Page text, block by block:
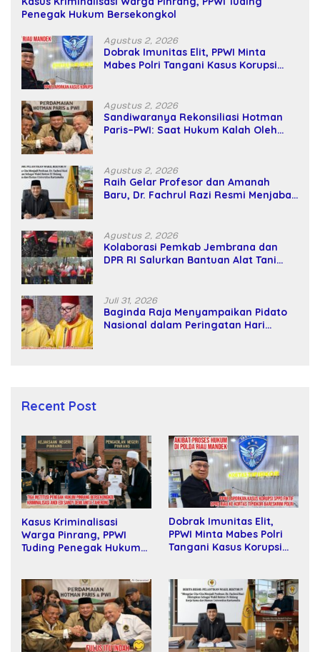
Penegak Hukum Bersekongkol
Agustus 2, 2026
Dobrak Imunitas Elit, PPWI Minta
Mabes Polri Tangani Kasus Korupsi
Agustus 2, 2026
Sandiwaranya Rekonsiliasi Hotman
Paris–PWI: Saat Hukum Kalah Oleh
Agustus 2, 2026
Raih Gelar Profesor dan Amanah
Baru, Dr. Fachrul Razi Resmi Menjabat
Agustus 2, 2026
Kolaborasi Pemkab Jembrana dan
DPR RI Salurkan Bantuan Alat Tani
Juli 31, 2026
Baginda Raja Menyampaikan Pidato
Nasional dalam Peringatan Hari
Recent Post
Kasus Kriminalisasi
Warga Pinrang, PPWI
Tuding Penegak Hukum
Dobrak Imunitas Elit,
PPWI Minta Mabes Polri
Tangani Kasus Korupsi